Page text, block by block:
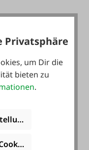
€*
Privatsphäre
um Dir die
bieten zu
.
akzeptieren